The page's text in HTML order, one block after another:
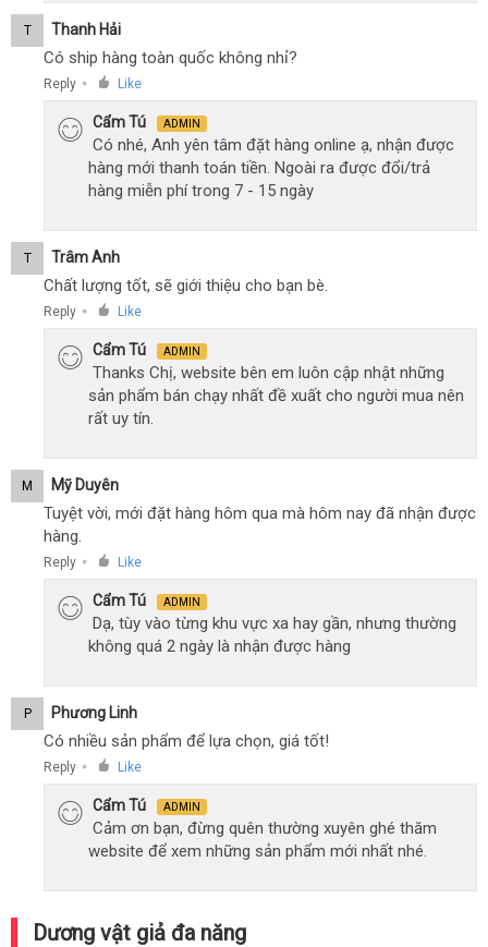
T Thanh Hải
Có ship hàng toàn quốc không nhỉ?
Reply ● Like
Cẩm Tú ADMIN
Có nhé, Anh yên tâm đặt hàng online ạ, nhận được
hàng mới thanh toán tiền. Ngoài ra được đổi/trả
hàng miễn phí trong 7 - 15 ngày
T Trâm Anh
Chất lượng tốt, sẽ giới thiệu cho bạn bè.
Reply ● Like
Cẩm Tú ADMIN
Thanks Chị, website bên em luôn cập nhật những
sản phẩm bán chạy nhất đề xuất cho người mua nên
rất uy tín.
M Mỹ Duyên
Tuyệt vời, mới đặt hàng hôm qua mà hôm nay đã nhận được
hàng.
Reply ● Like
Cẩm Tú ADMIN
Dạ, tùy vào từng khu vực xa hay gần, nhưng thường
không quá 2 ngày là nhận được hàng
P Phương Linh
Có nhiều sản phẩm để lựa chọn, giá tốt!
Reply ● Like
Cẩm Tú ADMIN
Cảm ơn bạn, đừng quên thường xuyên ghé thăm
website để xem những sản phẩm mới nhất nhé.
Dương vật giả đa năng